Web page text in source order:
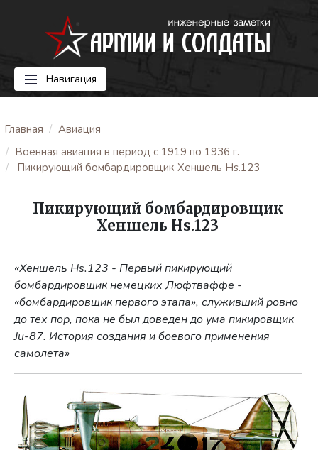
Навигация
Главная
Авиация
Военная авиация в период с 1919 по 1936 г.
Пикирующий бомбардировщик Хеншель Hs.123
Пикирующий бомбардировщик
Хеншель Hs.123
«Хеншель Hs.123 - Первый пикирующий
бомбардировщик немецких Люфтваффе -
«бомбардировщик первого этапа», служивший ровно
до тех пор, пока не был доведен до ума пикировщик
Ju-87. История создания и боевого применения
самолета»